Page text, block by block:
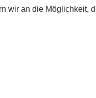
wir an die Möglichkeit,